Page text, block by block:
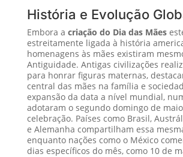
História e Evolução
Embora a criação do Dia das Mães
estreitamente ligada à história
homenagens às mães existiram
Antiguidade. Antigas civilizações
para honrar figuras maternas,
central das mães na família e
expansão da data a nível mundial,
adotaram o segundo domingo de
celebração. Países como Brasil,
e Alemanha compartilham essa
enquanto nações como o México
dias específicos do mês, como 10 de